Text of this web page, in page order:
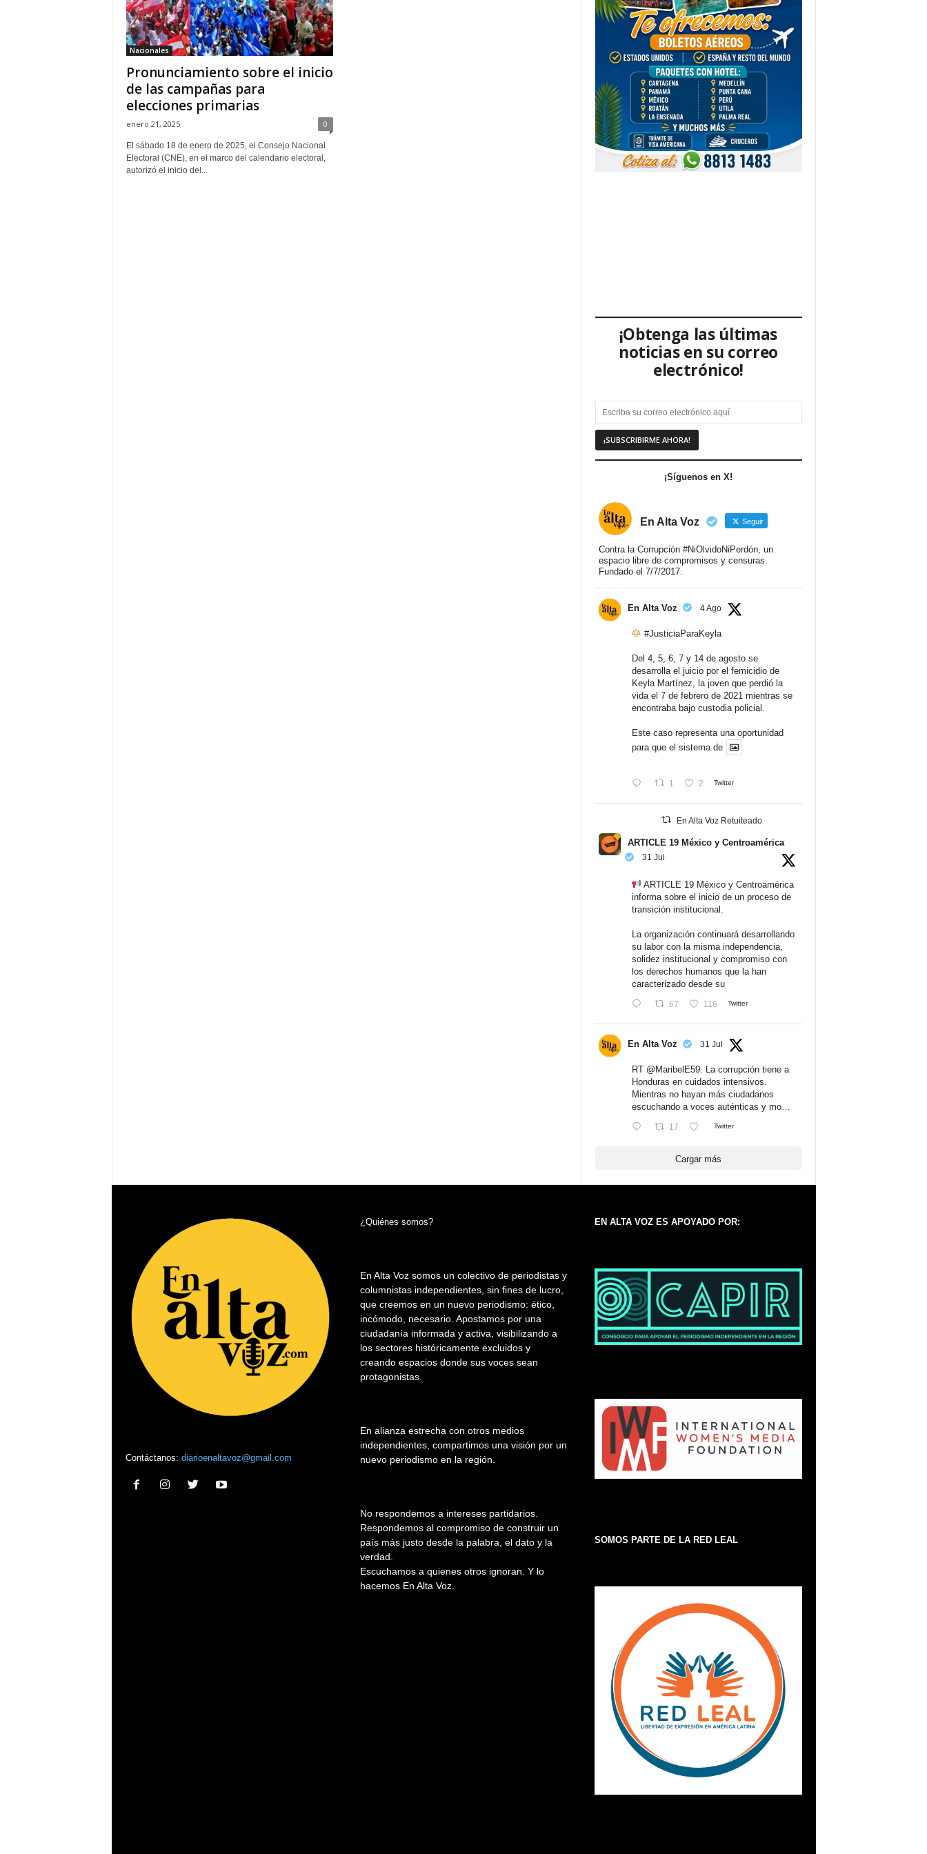
Nacionales
Pronunciamiento sobre el inicio
de las campañas para
elecciones primarias
enero 21, 2025 0
El sábado 18 de enero de 2025, el Consejo Nacional
Electoral (CNE), en el marco del calendario electoral,
autorizó el inicio del...
¡Obtenga las últimas
noticias en su correo
electrónico!
¡Síguenos en X!
En Alta Voz Seguir
Contra la Corrupción #NiOlvidoNiPerdón, un
espacio libre de compromisos y censuras.
Fundado el 7/7/2017.
En Alta Voz 4 Ago
#JusticiaParaKeyla
Del 4, 5, 6, 7 y 14 de agosto se
desarrolla el juicio por el femicidio de
Keyla Martínez, la joven que perdió la
vida el 7 de febrero de 2021 mientras se
encontraba bajo custodia policial.
Este caso representa una oportunidad
para que el sistema de
1 2 Twitter
En Alta Voz Retuiteado
ARTICLE 19 México y Centroamérica
31 Jul
ARTICLE 19 México y Centroamérica
informa sobre el inicio de un proceso de
transición institucional.
La organización continuará desarrollando
su labor con la misma independencia,
solidez institucional y compromiso con
los derechos humanos que la han
caracterizado desde su
67 116 Twitter
En Alta Voz 31 Jul
RT @MaribelE59: La corrupción tiene a
Honduras en cuidados intensivos.
Mientras no hayan más ciudadanos
escuchando a voces auténticas y mo…
17 Twitter
Cargar más
Contáctanos: diarioenaltavoz@gmail.com
¿Quiénes somos?
En Alta Voz somos un colectivo de periodistas y
columnistas independientes, sin fines de lucro,
que creemos en un nuevo periodismo: ético,
incómodo, necesario. Apostamos por una
ciudadanía informada y activa, visibilizando a
los sectores históricamente excluidos y
creando espacios donde sus voces sean
protagonistas.
En alianza estrecha con otros medios
independientes, compartimos una visión por un
nuevo periodismo en la región.
No respondemos a intereses partidarios.
Respondemos al compromiso de construir un
país más justo desde la palabra, el dato y la
verdad.
Escuchamos a quienes otros ignoran. Y lo
hacemos En Alta Voz.
EN ALTA VOZ ES APOYADO POR:
SOMOS PARTE DE LA RED LEAL